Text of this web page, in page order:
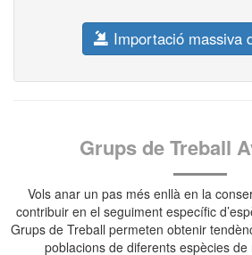
Importació massiva
Grups de Treball
Vols anar un pas més enllà en la
contribuir en el seguiment específic
Grups de Treball permeten obtenir
poblacions de diferents espècies de